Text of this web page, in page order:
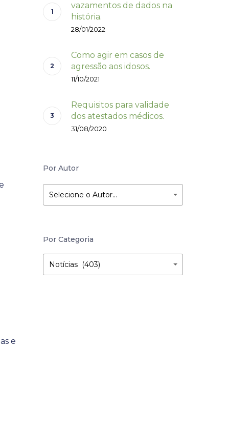
e
vazamentos de dados na
história.
28/01/2022
Como agir em casos de
agressão aos idosos.
11/10/2021
Requisitos para validade
dos atestados médicos.
31/08/2020
Por Autor
Selecione o Autor…
Por Categoria
Por
Categoria
Notícias (403)
Categoria